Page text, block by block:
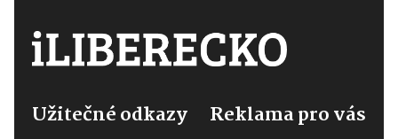
Užitečné odkazy Reklama pro vás